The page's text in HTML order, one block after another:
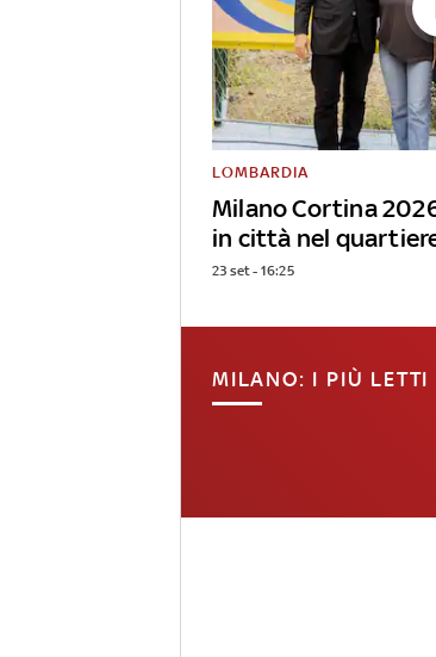
Milano Cortina
in città nel
LOMBARDIA
23 set - 16:25
MILANO: I PIÙ LETTI